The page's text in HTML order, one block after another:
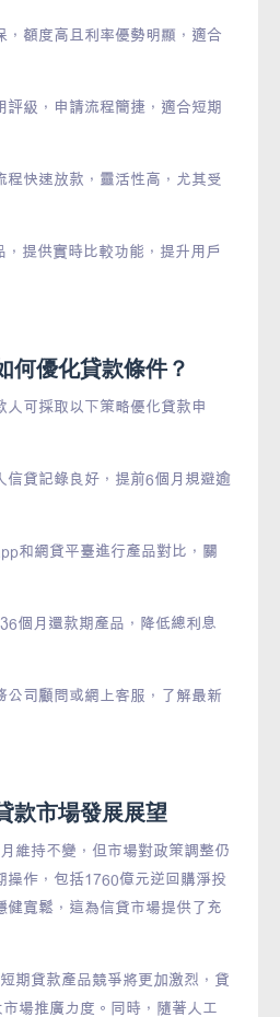
，額度高且利率優勢明顯，適合
評級，申請流程簡捷，適合短期
程快速放款，靈活性高，尤其受
，提供實時比較功能，提升用戶
何優化貸款條件？
人可採取以下策略優化貸款申
信貸記錄良好，提前6個月規避逾
和網貸平臺進行產品對比，關
個月還款期產品，降低總利息
公司顧問或網上客服，了解最新
款市場發展展望
維持不變，但市場對政策調整仍
操作，包括1760億元逆回購淨投
健寬鬆，這為信貸市場提供了充
期貸款產品競爭將更加激烈，貸
場推廣力度。同時，隨著人工